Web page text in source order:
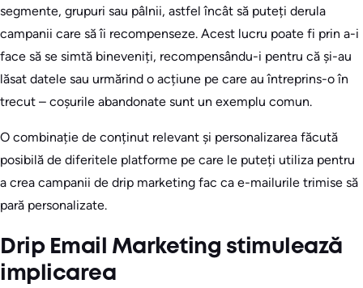
segmente, grupuri sau pâlnii, astfel încât să puteți derula
campanii care să îi recompenseze. Acest lucru poate fi prin a-i
face să se simtă bineveniți, recompensându-i pentru că și-au
lăsat datele sau urmărind o acțiune pe care au întreprins-o în
trecut – coșurile abandonate sunt un exemplu comun.
O combinație de conținut relevant și personalizarea făcută
posibilă de diferitele platforme pe care le puteți utiliza pentru
a crea campanii de drip marketing fac ca e-mailurile trimise să
pară personalizate.
Drip Email Marketing stimulează
implicarea